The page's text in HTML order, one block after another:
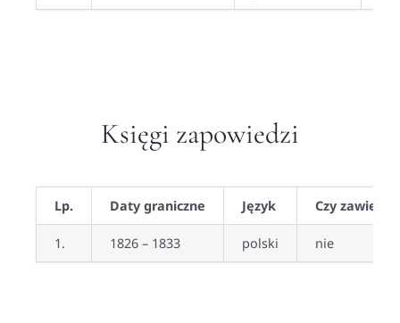
Księgi zapowiedzi
Lp. Daty graniczne Język Czy zawiera
1. 1826 – 1833 polski nie